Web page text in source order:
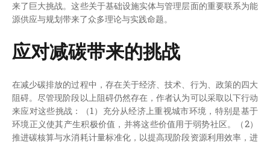
来了巨大挑战。这些关于基础设施实体与管理层面的重要联系为能
源供应与规划带来了众多理论与实践命题。
应对减碳带来的挑战
在减少碳排放的过程中，存在关于经济、技术、行为、政策的四大
阻碍。尽管现阶段以上阻碍仍然存在，作者认为可以采取以下行动
来应对这些挑战：（1）充分从经济上重视城市环境，特别是基于
环境正义使其产生积极价值，并将这些价值用于弱势社区。（2）
推进碳核算与水消耗计量标准化，以提高现阶段资源利用效率，进